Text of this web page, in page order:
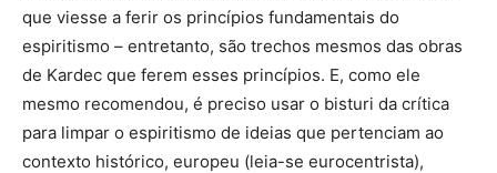
que viesse a ferir os princípios fundamentais do
espiritismo – entretanto, são trechos mesmos das obras
de Kardec que ferem esses princípios. E, como ele
mesmo recomendou, é preciso usar o bisturi da crítica
para limpar o espiritismo de ideias que pertenciam ao
contexto histórico, europeu (leia-se eurocentrista),